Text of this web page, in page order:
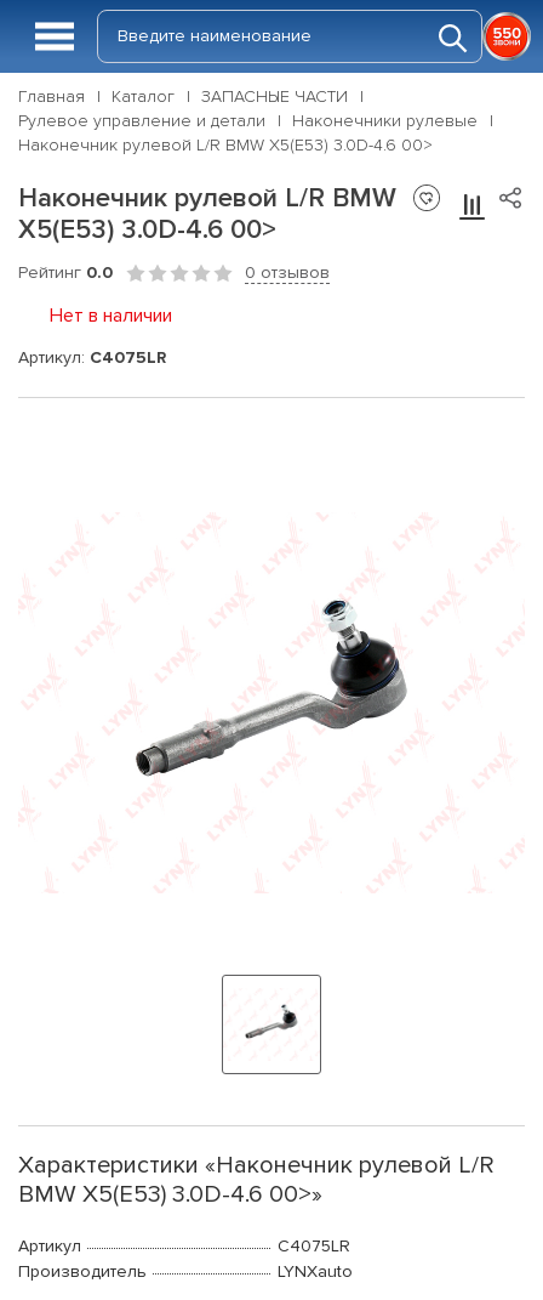
Главная Каталог
ЗАПАСНЫЕ ЧАСТИ
Рулевое управление и детали
Наконечники рулевые
Наконечник рулевой L/R BMW X5(E53) 3.0D-4.6 00>
Наконечник рулевой L/R BMW
X5(E53) 3.0D-4.6 00>
Рейтинг 0.0 0 отзывов
Нет в наличии
Артикул: C4075LR
Характеристики «Наконечник рулевой L/R
BMW X5(E53) 3.0D-4.6 00>»
Артикул
C4075LR
Производитель
LYNXauto